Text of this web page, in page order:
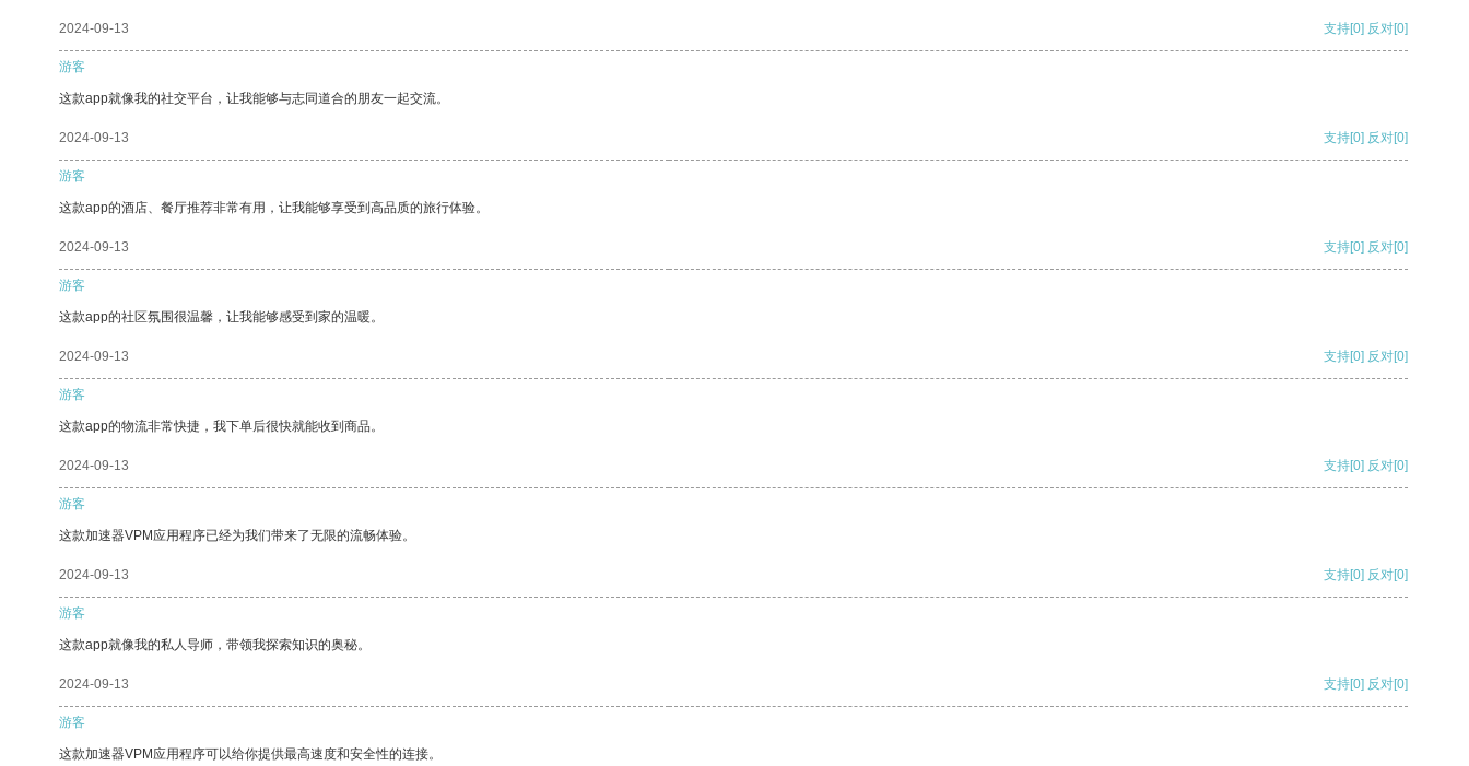
2024-09-13 支持[0] 反对[0]
游客
这款app就像我的社交平台，让我能够与志同道合的朋友一起交流。
2024-09-13 支持[0] 反对[0]
游客
这款app的酒店、餐厅推荐非常有用，让我能够享受到高品质的旅行体验。
2024-09-13 支持[0] 反对[0]
游客
这款app的社区氛围很温馨，让我能够感受到家的温暖。
2024-09-13 支持[0] 反对[0]
游客
这款app的物流非常快捷，我下单后很快就能收到商品。
2024-09-13 支持[0] 反对[0]
游客
这款加速器VPM应用程序已经为我们带来了无限的流畅体验。
2024-09-13 支持[0] 反对[0]
游客
这款app就像我的私人导师，带领我探索知识的奥秘。
2024-09-13 支持[0] 反对[0]
游客
这款加速器VPM应用程序可以给你提供最高速度和安全性的连接。